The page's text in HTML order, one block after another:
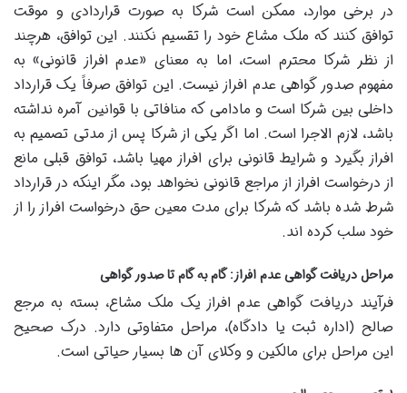
در برخی موارد، ممکن است شرکا به صورت قراردادی و موقت
توافق کنند که ملک مشاع خود را تقسیم نکنند. این توافق، هرچند
از نظر شرکا محترم است، اما به معنای «عدم افراز قانونی» به
مفهوم صدور گواهی عدم افراز نیست. این توافق صرفاً یک قرارداد
داخلی بین شرکا است و مادامی که منافاتی با قوانین آمره نداشته
باشد، لازم الاجرا است. اما اگر یکی از شرکا پس از مدتی تصمیم به
افراز بگیرد و شرایط قانونی برای افراز مهیا باشد، توافق قبلی مانع
از درخواست افراز از مراجع قانونی نخواهد بود، مگر اینکه در قرارداد
شرط شده باشد که شرکا برای مدت معین حق درخواست افراز را از
خود سلب کرده اند.
مراحل دریافت گواهی عدم افراز: گام به گام تا صدور گواهی
فرآیند دریافت گواهی عدم افراز یک ملک مشاع، بسته به مرجع
صالح (اداره ثبت یا دادگاه)، مراحل متفاوتی دارد. درک صحیح
این مراحل برای مالکین و وکلای آن ها بسیار حیاتی است.